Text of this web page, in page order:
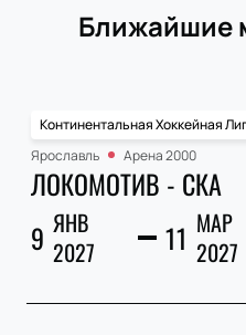
Ближайшие
Континентальная Хоккейная
Ярославль
Арена 2000
ЛОКОМОТИВ - СКА
9 ЯНВ
2027
11 МАР
2027